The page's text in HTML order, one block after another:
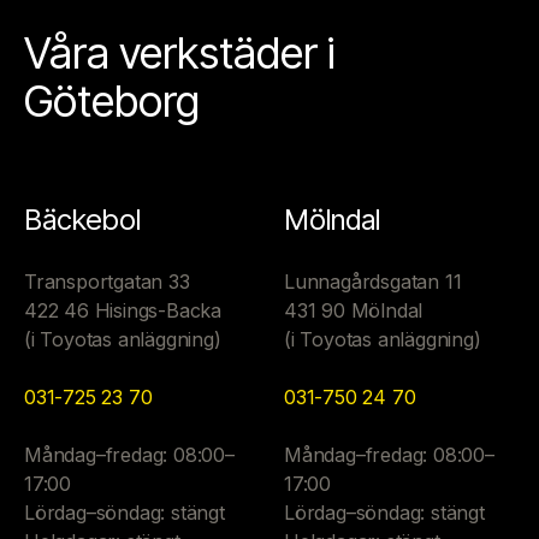
Våra verkstäder i
Göteborg
Bäckebol
Transportgatan 33
422 46 Hisings-Backa
(i Toyotas anläggning)
031-725 23 70
Måndag–fredag: 08:00–
17:00
Lördag–söndag: stängt
Mölndal
Lunnagårdsgatan 11
431 90 Mölndal
(i Toyotas anläggning)
031-750 24 70
Måndag–fredag: 08:00–
17:00
Lördag–söndag: stängt